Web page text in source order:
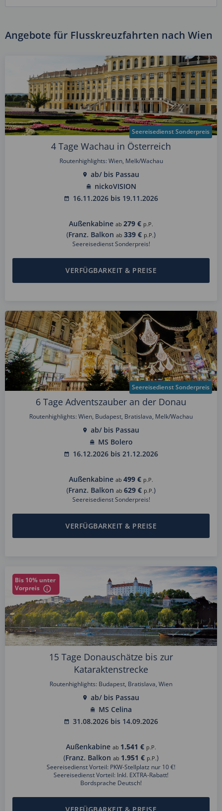
Angebote für Flusskreuzfahrten nach Wien
Seereisedienst Sonderpreis
4 Tage Wachau in Österreich
Routenhighlights: Wien, Melk/Wachau
ab/ bis Passau
nickoVISION
16.11.2026 bis 19.11.2026
Außenkabine ab279 € p.P.
(Franz. Balkon ab339 € p.P.)
Seereisedienst Sonderpreis!
VERFÜGBARKEIT & PREISE
Seereisedienst Sonderpreis
6 Tage Adventszauber an der Donau
Routenhighlights: Wien, Budapest, Bratislava, Melk/Wachau
ab/ bis Passau
MS Bolero
16.12.2026 bis 21.12.2026
Außenkabine ab499 € p.P.
(Franz. Balkon ab629 € p.P.)
Seereisedienst Sonderpreis!
VERFÜGBARKEIT & PREISE
Bis 10% unter
Vorpreis
15 Tage Donauschätze bis zur
Kataraktenstrecke
Routenhighlights: Budapest, Bratislava, Wien
ab/ bis Passau
MS Celina
31.08.2026 bis 14.09.2026
Außenkabine ab 1.541 € p.P.
(Franz. Balkon ab 1.951 € p.P.)
Seereisedienst Vorteil: PKW-Stellplatz nur 10 €!
Seereisedienst Vorteil: Inkl. EXTRA-Rabatt!
Bordsprache Deutsch!